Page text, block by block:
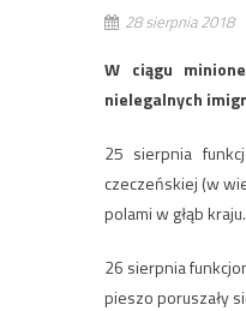
28 sierpnia 2018
W ciągu
nielegalnych
25 sierpnia
czeczeńskiej (w
polami w głąb
26 sierpnia
pieszo poruszały